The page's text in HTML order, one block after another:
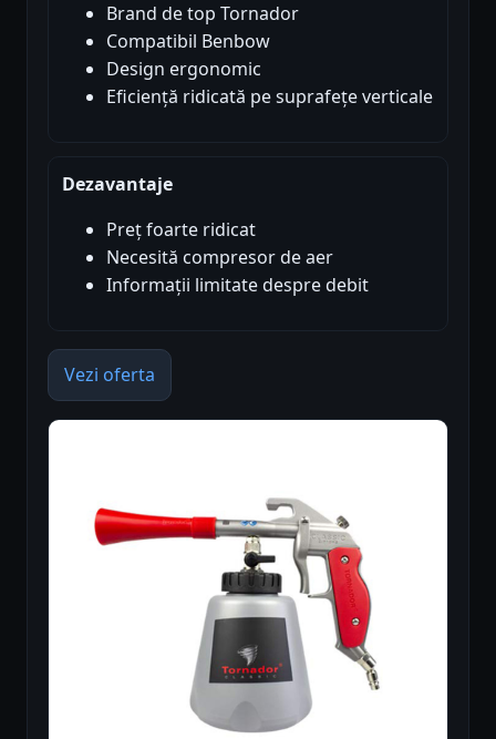
Brand de top Tornador
Compatibil Benbow
Design ergonomic
Eficiență ridicată pe suprafețe verticale
Dezavantaje
Preț foarte ridicat
Necesită compresor de aer
Informații limitate despre debit
Vezi oferta